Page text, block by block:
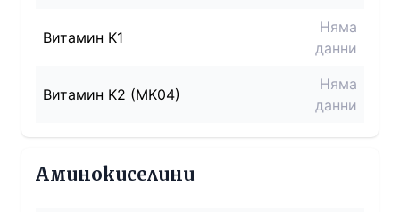
Витамин K1
Няма
данни
Витамин K2 (MK04)
Няма
данни
Аминокиселини